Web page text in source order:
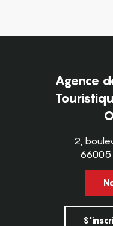
Agence
2,
66005